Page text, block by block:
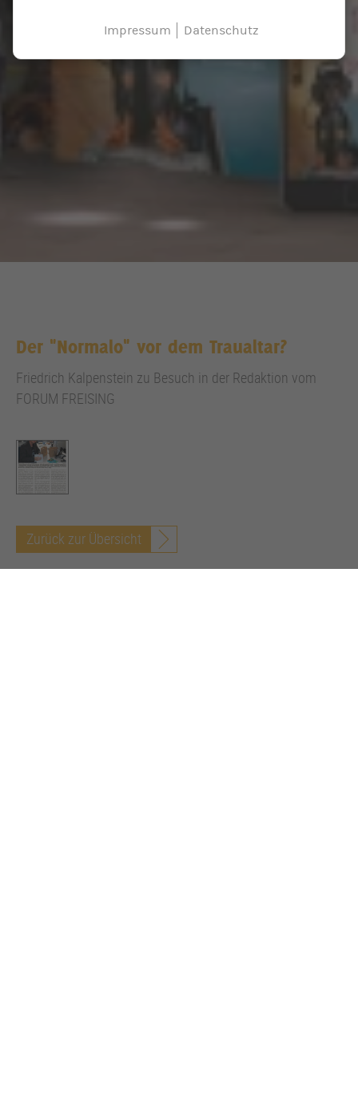
Der "Normalo" vor dem Traualtar?
Friedrich Kalpenstein zu Besuch in der Redaktion vom
FORUM FREISING
Zurück zur Übersicht
Impressum Datenschutz